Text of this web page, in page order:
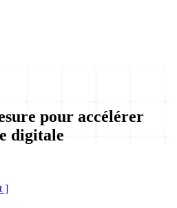
pour accélérer
digitale
]